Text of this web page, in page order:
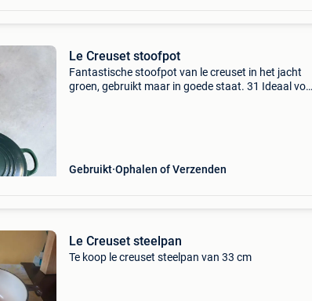
Le Creuset stoofpot
Fantastische stoofpot van le creuset in het jacht
groen, gebruikt maar in goede staat. 31 Ideaal voor
Gebruikt Ophalen of Verzenden
Le Creuset steelpan
Te koop le creuset steelpan van 33 cm